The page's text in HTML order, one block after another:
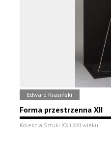
Edward Krasiński
Forma przestrzenna XII
Kolekcja Sztuki XX i XXI wieku